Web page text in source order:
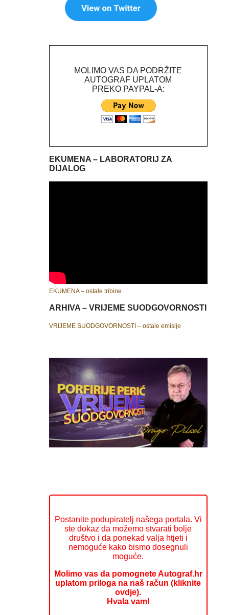
MOLIMO VAS DA PODRŽITE
AUTOGRAF UPLATOM
PREKO PAYPAL-A:
EKUMENA – LABORATORIJ ZA
DIJALOG
EKUMENA – ostale tribine
ARHIVA – VRIJEME SUODGOVORNOSTI
VRIJEME SUODGOVORNOSTI – ostale emisije
Postanite podupiratelj našega portala. Vi
ste dokaz da možemo stvarati bolje
društvo i da ponekad valja htjeti i
nemoguće kako bismo dosegnuli
moguće.
Molimo vas da pomognete Autograf.hr
uplatom priloga na naš račun (kliknite
ovdje).
Hvala vam!